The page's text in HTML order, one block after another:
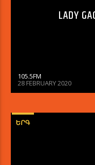
LADY
105.5FM
28 FEBRUARY 2020
ԵՐԳ